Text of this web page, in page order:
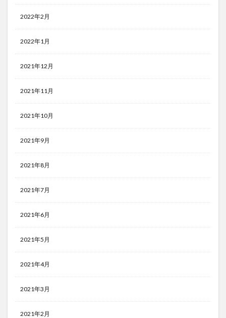
2022年2月
2022年1月
2021年12月
2021年11月
2021年10月
2021年9月
2021年8月
2021年7月
2021年6月
2021年5月
2021年4月
2021年3月
2021年2月